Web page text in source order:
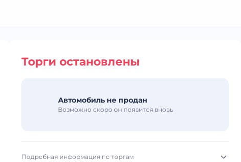
Торги остановлены
Автомобиль не продан
Возможно скоро он появится вновь
Подробная информация по торгам